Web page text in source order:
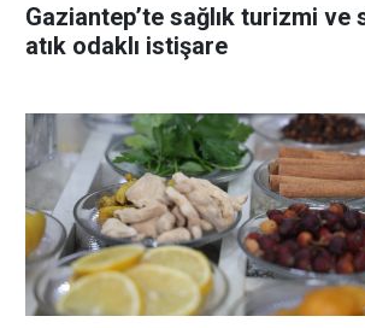
Gaziantep’te sağlık turizmi ve
atık odaklı istişare